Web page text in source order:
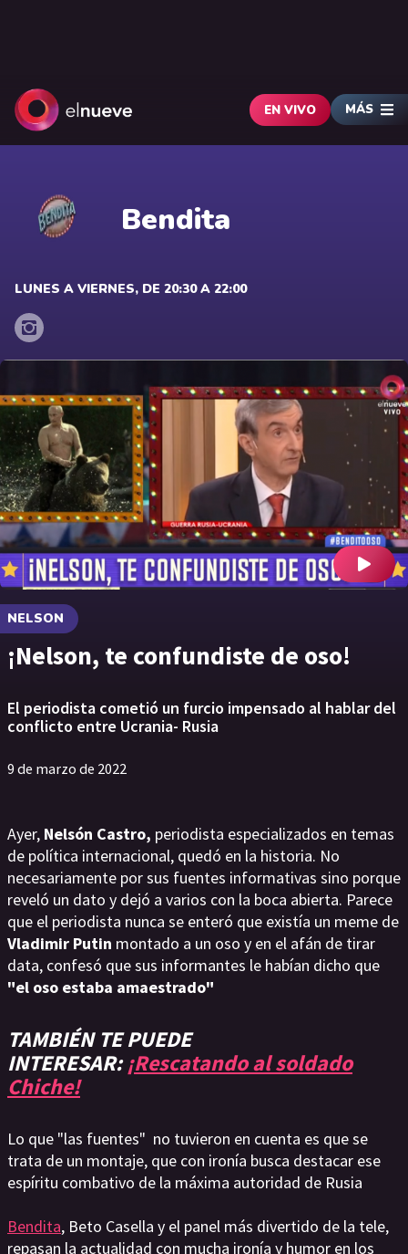
EN VIVO MÁS
Bendita
LUNES A VIERNES, DE 20:30 A 22:00
NELSON
¡Nelson, te confundiste de oso!
El periodista cometió un furcio impensado al hablar del
conflicto entre Ucrania- Rusia
9 de marzo de 2022
Ayer, Nelsón Castro, periodista especializados en temas
de política internacional, quedó en la historia. No
necesariamente por sus fuentes informativas sino porque
reveló un dato y dejó a varios con la boca abierta. Parece
que el periodista nunca se enteró que existía un meme de
Vladimir Putin montado a un oso y en el afán de tirar
data, confesó que sus informantes le habían dicho que
"el oso estaba amaestrado"
TAMBIÉN TE PUEDE
INTERESAR:¡Rescatando al soldado
Chiche!
Lo que "las fuentes" no tuvieron en cuenta es que se
trata de un montaje, que con ironía busca destacar ese
espíritu combativo de la máxima autoridad de Rusia
Bendita, Beto Casella y el panel más divertido de la tele,
repasan la actualidad con mucha ironía y humor en los